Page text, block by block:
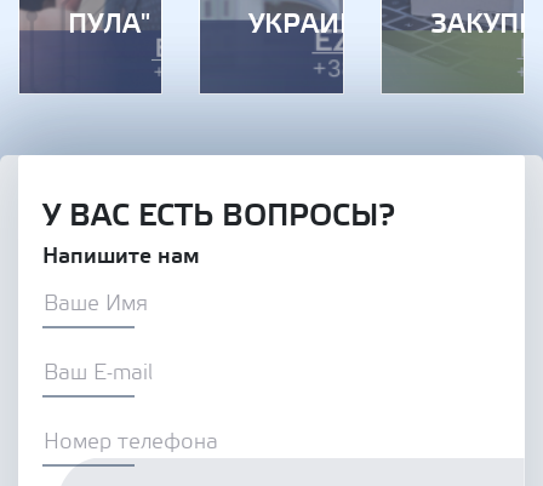
ПУЛА"
УКРАИНЕ»
У ВАС ЕСТЬ ВОПРОСЫ?
Напишите нам